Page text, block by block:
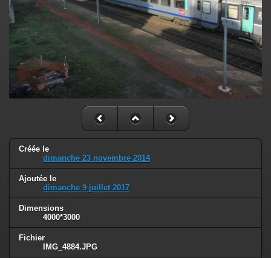
Créée le
dimanche 23 novembre 2014
Ajoutée le
dimanche 9 juillet 2017
Dimensions
4000*3000
Fichier
IMG_4884.JPG